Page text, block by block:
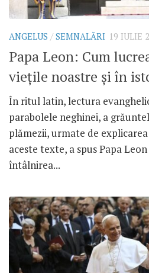
ANGELUS / SEMNALĂRI 19 IULIE
Papa Leon: Cum
viețile noastre și în
În ritul latin, lectura
parabolele neghinei, a
plămezii, urmate de
aceste texte, a spus Papa
întâlnirea...